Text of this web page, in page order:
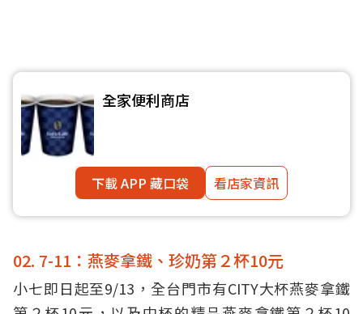
全家便利商店
下載 APP 藏口袋 看店家資訊
02. 7-11：燕麥拿鐵、珍奶第２杯10元
小七即日起至9/13，全台門市有CITY大杯燕麥拿鐵